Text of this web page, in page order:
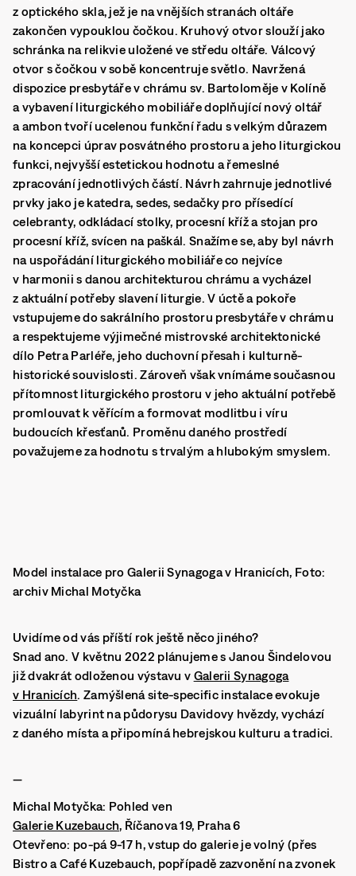
z optického skla, jež je na vnějších stranách oltáře
zakončen vypouklou čočkou. Kruhový otvor slouží jako
schránka na relikvie uložené ve středu oltáře. Válcový
otvor s čočkou v sobě koncentruje světlo. Navržená
dispozice presbytáře v chrámu sv. Bartoloměje v Kolíně
a vybavení liturgického mobiliáře doplňující nový oltář
a ambon tvoří ucelenou funkční řadu s velkým důrazem
na koncepci úprav posvátného prostoru a jeho liturgickou
funkci, nejvyšší estetickou hodnotu a řemeslné
zpracování jednotlivých částí. Návrh zahrnuje jednotlivé
prvky jako je katedra, sedes, sedačky pro přísedící
celebranty, odkládací stolky, procesní kříž a stojan pro
procesní kříž, svícen na paškál. Snažíme se, aby byl návrh
na uspořádání liturgického mobiliáře co nejvíce
v harmonii s danou architekturou chrámu a vycházel
z aktuální potřeby slavení liturgie. V úctě a pokoře
vstupujeme do sakrálního prostoru presbytáře v chrámu
a respektujeme výjimečné mistrovské architektonické
dílo Petra Parléře, jeho duchovní přesah i kulturně-
historické souvislosti. Zároveň však vnímáme současnou
přítomnost liturgického prostoru v jeho aktuální potřebě
promlouvat k věřícím a formovat modlitbu i víru
budoucích křesťanů. Proměnu daného prostředí
považujeme za hodnotu s trvalým a hlubokým smyslem.
Model instalace pro Galerii Synagoga v Hranicích, Foto:
archiv Michal Motyčka
Uvidíme od vás příští rok ještě něco jiného?
Snad ano. V květnu 2022 plánujeme s Janou Šindelovou
již dvakrát odloženou výstavu v Galerii Synagoga
v Hranicích. Zamýšlená site-specific instalace evokuje
vizuální labyrint na půdorysu Davidovy hvězdy, vychází
z daného místa a připomíná hebrejskou kulturu a tradici.
—
Michal Motyčka: Pohled ven
Galerie Kuzebauch, Říčanova 19, Praha 6
Otevřeno: po-pá 9-17 h, vstup do galerie je volný (přes
Bistro a Café Kuzebauch, popřípadě zazvonění na zvonek